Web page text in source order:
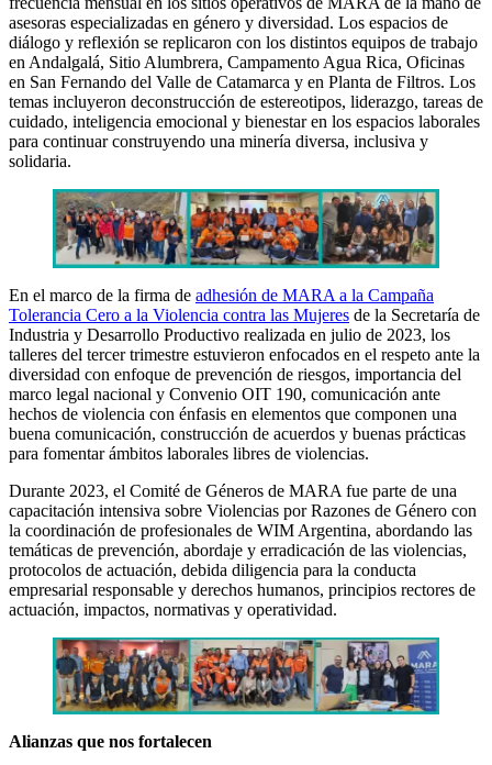
asesoras especializadas en género y diversidad. Los espacios de
diálogo y reflexión se replicaron con los distintos equipos de trabajo
en Andalgalá, Sitio Alumbrera, Campamento Agua Rica, Oficinas
en San Fernando del Valle de Catamarca y en Planta de Filtros. Los
temas incluyeron deconstrucción de estereotipos, liderazgo, tareas de
cuidado, inteligencia emocional y bienestar en los espacios laborales
para continuar construyendo una minería diversa, inclusiva y
solidaria.
En el marco de la firma de adhesión de MARA a la Campaña
Tolerancia Cero a la Violencia contra las Mujeres de la Secretaría de
Industria y Desarrollo Productivo realizada en julio de 2023, los
talleres del tercer trimestre estuvieron enfocados en el respeto ante la
diversidad con enfoque de prevención de riesgos, importancia del
marco legal nacional y Convenio OIT 190, comunicación ante
hechos de violencia con énfasis en elementos que componen una
buena comunicación, construcción de acuerdos y buenas prácticas
para fomentar ámbitos laborales libres de violencias.
Durante 2023, el Comité de Géneros de MARA fue parte de una
capacitación intensiva sobre Violencias por Razones de Género con
la coordinación de profesionales de WIM Argentina, abordando las
temáticas de prevención, abordaje y erradicación de las violencias,
protocolos de actuación, debida diligencia para la conducta
empresarial responsable y derechos humanos, principios rectores de
actuación, impactos, normativas y operatividad.
Alianzas que nos fortalecen